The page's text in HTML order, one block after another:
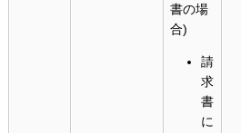
書の場
合)
請
求
書
に